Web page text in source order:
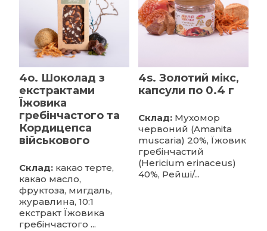
4o. Шоколад з
екстрактами
Їжовика
гребінчастого та
Кордицепса
військового
Склад: какао терте,
какао масло,
фруктоза, мигдаль,
журавлина, 10:1
екстракт Їжовика
гребінчастого ...
4s. Золотий мікс,
капсули по 0.4 г
Склад:Мухомор
червоний (Amanita
muscaria) 20%, Їжовик
гребінчастий
(Hericium erinaceus)
40%, Рейші/...